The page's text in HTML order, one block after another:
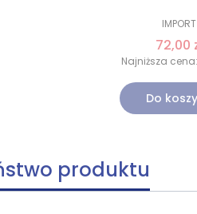
IMPORT
72,00
Najniższa cena:
Do
produktu